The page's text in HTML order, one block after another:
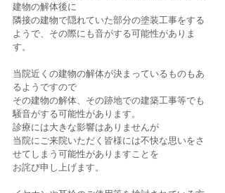
建物の解体後に
隣接の建物で隠れていた部分の塗装工事をする
ようで、その際にも音がする可能性がありま
す。
当院近くの建物の解体が決まっているものもあ
るようですので
その建物の解体、その跡地での建築工事等でも
騒音がする可能性があります。
診療には大きな影響はありませんが
当院にご来院いただく皆様には不快な思いをさ
せてしまう可能性がありますことを
お詫び申し上げます。